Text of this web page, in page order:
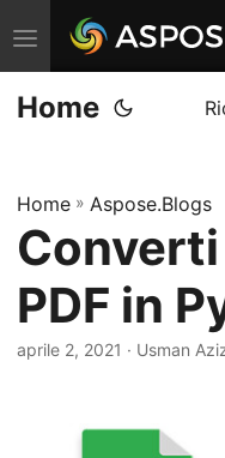
A
t
t
a
/
i
s
Home
Home » Aspose.Blogs
PDF in
aprile 2, 2021 · Usman